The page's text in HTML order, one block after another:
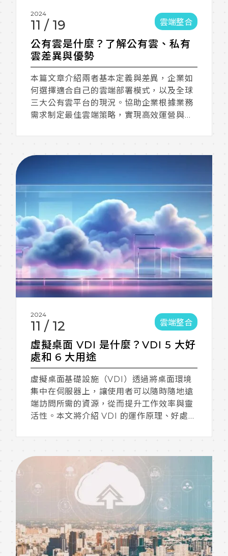
2024
11/ 19 雲端整合
公有雲是什麼？了解公有雲、私有
雲差異與優勢
本篇文章介紹兩者基本定義與差異，企業如
何選擇適合自己的雲端部署模式，以及全球
三大公有雲平台的現況。協助企業根據業務
需求制定最佳雲端策略，實現高效運營與長
2024
11/ 12 雲端整合
虛擬桌面 VDI 是什麼？VDI 5 大好
處和 6 大用途
虛擬桌面基礎設施（VDI）透過將桌面環境
集中在伺服器上，讓使用者可以隨時隨地遠
端訪問所需的資源，從而提升工作效率與靈
活性。本文將介紹 VDI 的運作原理、好處、